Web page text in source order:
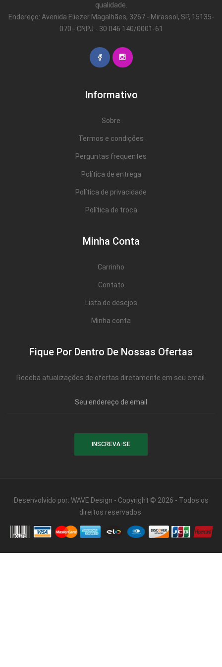
qualidade.
Endereço: Avenida Eliezer Magalhães, 3267 - Mirassol, SP, 15135-
070 - CNPJ - 30.046.140/0001-61
Informativo
Sobre
Termos e condições
Perguntas frequentes
Política de entrega
Política de privacidade
Política de troca
Minha Conta
Carrinho
Contato
Lista de desejos
Minha conta
Fique Por Dentro De Nossas Ofertas
Receba atualizações de ofertas diretamente em seu email.
Desenvolvido por: WAVE Design - Copyright © 2026 - Todos os
direitos reservados.